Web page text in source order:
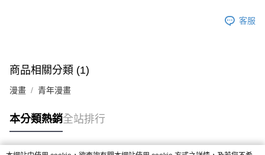
客服
商品相關分類 (1)
漫畫 青年漫畫
本分類熱銷全站排行